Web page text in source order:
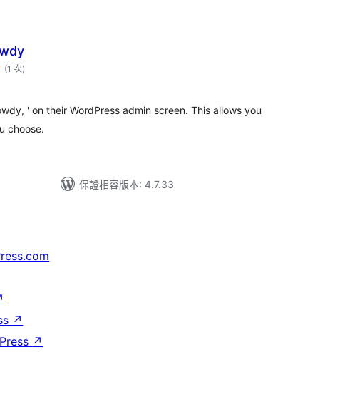
(1 次評
分)
' on their WordPress admin screen. This allows you
choose.
保證相容版本: 4.7.33
↗
↗